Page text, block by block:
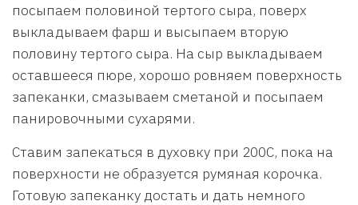
посыпаем половиной тертого сыра, поверх
выкладываем фарш и высыпаем вторую
половину тертого сыра. На сыр выкладываем
оставшееся пюре, хорошо ровняем поверхность
запеканки, смазываем сметаной и посыпаем
панировочными сухарями.
Ставим запекаться в духовку при 200С, пока на
поверхности не образуется румяная корочка.
Готовую запеканку достать и дать немного